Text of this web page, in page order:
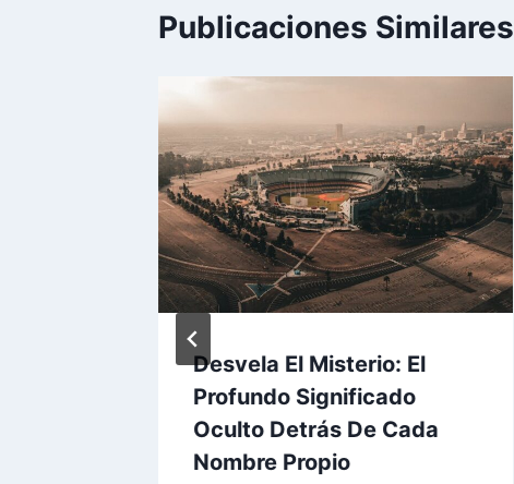
Publicaciones Similares
Desvela El Misterio: El
Profundo Significado
Oculto Detrás De Cada
Nombre Propio